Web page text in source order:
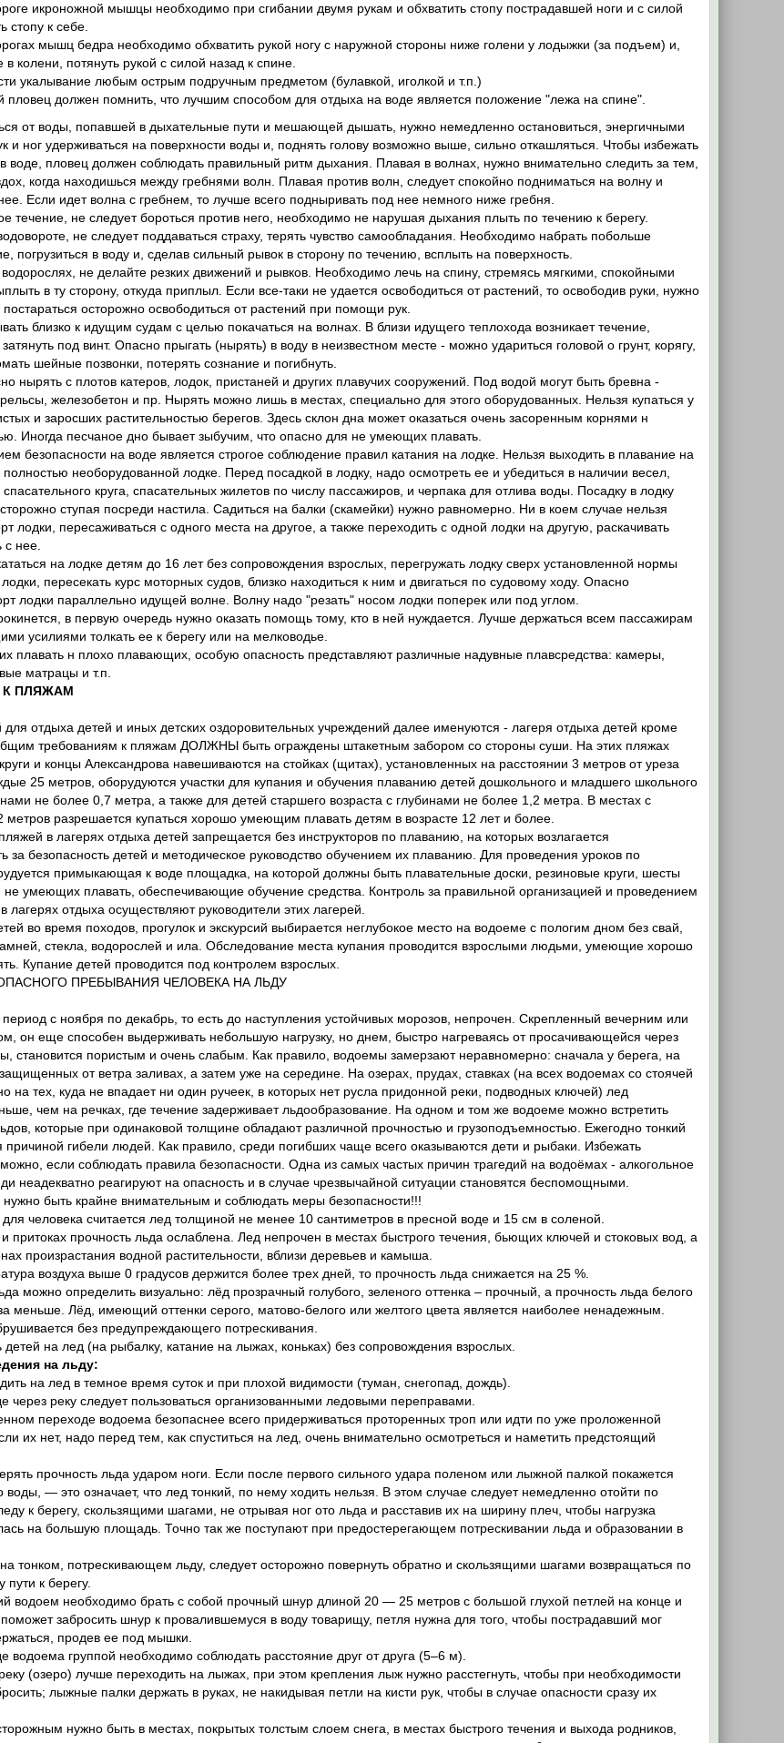
икроножной мышцы необходимо при сгибании двумя рукам и обхватить стопу пострадавшей ноги и с силой
стопу к себе.
мышц бедра необходимо обхватить рукой ногу с наружной стороны ниже голени у лодыжки (за подъем) и,
в колени, потянуть рукой с силой назад к спине.
укалывание любым острым подручным предметом (булавкой, иголкой и т.п.)
пловец должен помнить, что лучшим способом для отдыха на воде является положение "лежа на спине".
от воды, попавшей в дыхательные пути и мешающей дышать, нужно немедленно остановиться, энергичными
и ног удерживаться на поверхности воды и, поднять голову возможно выше, сильно откашляться. Чтобы избежать
воде, пловец должен соблюдать правильный ритм дыхания. Плавая в волнах, нужно внимательно следить за тем,
когда находишься между гребнями волн. Плавая против волн, следует спокойно подниматься на волну и
Если идет волна с гребнем, то лучше всего подныривать под нее немного ниже гребня.
течение, не следует бороться против него, необходимо не нарушая дыхания плыть по течению к берегу.
не следует поддаваться страху, терять чувство самообладания. Необходимо набрать побольше
погрузиться в воду и, сделав сильный рывок в сторону по течению, всплыть на поверхность.
не делайте резких движений и рывков. Необходимо лечь на спину, стремясь мягкими, спокойными
в ту сторону, откуда приплыл. Если все-таки не удается освободиться от растений, то освободив руки, нужно
постараться осторожно освободиться от растений при помощи рук.
близко к идущим судам с целью покачаться на волнах. В близи идущего теплохода возникает течение,
под винт. Опасно прыгать (нырять) в воду в неизвестном месте - можно удариться головой о грунт, корягу,
шейные позвонки, потерять сознание и погибнуть.
нырять с плотов катеров, лодок, пристаней и других плавучих сооружений. Под водой могут быть бревна -
железобетон и пр. Нырять можно лишь в местах, специально для этого оборудованных. Нельзя купаться у
и заросших растительностью берегов. Здесь склон дна может оказаться очень засоренным корнями н
Иногда песчаное дно бывает зыбучим, что опасно для не умеющих плавать.
безопасности на воде является строгое соблюдение правил катания на лодке. Нельзя выходить в плавание на
необорудованной лодке. Перед посадкой в лодку, надо осмотреть ее и убедиться в наличии весел,
круга, спасательных жилетов по числу пассажиров, и черпака для отлива воды. Посадку в лодку
ступая посреди настила. Садиться на балки (скамейки) нужно равномерно. Ни в коем случае нельзя
лодки, пересаживаться с одного места на другое, а также переходить с одной лодки на другую, раскачивать
с нее.
на лодке детям до 16 лет без сопровождения взрослых, перегружать лодку сверх установленной нормы
лодки, пересекать курс моторных судов, близко находиться к ним и двигаться по судовому ходу. Опасно
лодки параллельно идущей волне. Волну надо "резать" носом лодки поперек или под углом.
в первую очередь нужно оказать помощь тому, кто в ней нуждается. Лучше держаться всем пассажирам
усилиями толкать ее к берегу или на мелководье.
плавать н плохо плавающих, особую опасность представляют различные надувные плавсредства: камеры,
матрацы и т.п.
К ПЛЯЖАМ
отдыха детей и иных детских оздоровительных учреждений далее именуются - лагеря отдыха детей кроме
требованиям к пляжам ДОЛЖНЫ быть ограждены штакетным забором со стороны суши. На этих пляжах
и концы Александрова навешиваются на стойках (щитах), установленных на расстоянии 3 метров от уреза
25 метров, оборудуются участки для купания и обучения плаванию детей дошкольного и младшего школьного
не более 0,7 метра, а также для детей старшего возраста с глубинами не более 1,2 метра. В местах с
метров разрешается купаться хорошо умеющим плавать детям в возрасте 12 лет и более.
в лагерях отдыха детей запрещается без инструкторов по плаванию, на которых возлагается
за безопасность детей и методическое руководство обучением их плаванию. Для проведения уроков по
примыкающая к воде площадка, на которой должны быть плавательные доски, резиновые круги, шесты
не умеющих плавать, обеспечивающие обучение средства. Контроль за правильной организацией и проведением
лагерях отдыха осуществляют руководители этих лагерей.
во время походов, прогулок и экскурсий выбирается неглубокое место на водоеме с пологим дном без свай,
стекла, водорослей и ила. Обследование места купания проводится взрослыми людьми, умеющие хорошо
Купание детей проводится под контролем взрослых.
ПРЕБЫВАНИЯ ЧЕЛОВЕКА НА ЛЬДУ
с ноября по декабрь, то есть до наступления устойчивых морозов, непрочен. Скрепленный вечерним или
он еще способен выдерживать небольшую нагрузку, но днем, быстро нагреваясь от просачивающейся через
становится пористым и очень слабым. Как правило, водоемы замерзают неравномерно: сначала у берега, на
от ветра заливах, а затем уже на середине. На озерах, прудах, ставках (на всех водоемах со стоячей
на тех, куда не впадает ни один ручеек, в которых нет русла придонной реки, подводных ключей) лед
чем на речках, где течение задерживает льдообразование. На одном и том же водоеме можно встретить
которые при одинаковой толщине обладают различной прочностью и грузоподъемностью. Ежегодно тонкий
причиной гибели людей. Как правило, среди погибших чаще всего оказываются дети и рыбаки. Избежать
если соблюдать правила безопасности. Одна из самых частых причин трагедий на водоёмах - алкогольное
неадекватно реагируют на опасность и в случае чрезвычайной ситуации становятся беспомощными.
быть крайне внимательным и соблюдать меры безопасности!!!
человека считается лед толщиной не менее 10 сантиметров в пресной воде и 15 см в соленой.
и притоках прочность льда ослаблена. Лед непрочен в местах быстрого течения, бьющих ключей и стоковых вод, а
произрастания водной растительности, вблизи деревьев и камыша.
воздуха выше 0 градусов держится более трех дней, то прочность льда снижается на 25 %.
можно определить визуально: лёд прозрачный голубого, зеленого оттенка – прочный, а прочность льда белого
меньше. Лёд, имеющий оттенки серого, матово-белого или желтого цвета является наиболее ненадежным.
без предупреждающего потрескивания.
детей на лед (на рыбалку, катание на лыжах, коньках) без сопровождения взрослых.
на льду:
на лед в темное время суток и при плохой видимости (туман, снегопад, дождь).
через реку следует пользоваться организованными ледовыми переправами.
переходе водоема безопаснее всего придерживаться проторенных троп или идти по уже проложенной
их нет, надо перед тем, как спуститься на лед, очень внимательно осмотреться и наметить предстоящий
прочность льда ударом ноги. Если после первого сильного удара поленом или лыжной палкой покажется
воды, — это означает, что лед тонкий, по нему ходить нельзя. В этом случае следует немедленно отойти по
к берегу, скользящими шагами, не отрывая ног ото льда и расставив их на ширину плеч, чтобы нагрузка
на большую площадь. Точно так же поступают при предостерегающем потрескивании льда и образовании в
тонком, потрескивающем льду, следует осторожно повернуть обратно и скользящими шагами возвращаться по
к берегу.
водоем необходимо брать с собой прочный шнур длиной 20 — 25 метров с большой глухой петлей на конце и
поможет забросить шнур к провалившемуся в воду товарищу, петля нужна для того, чтобы пострадавший мог
продев ее под мышки.
водоема группой необходимо соблюдать расстояние друг от друга (5–6 м).
(озеро) лучше переходить на лыжах, при этом крепления лыж нужно расстегнуть, чтобы при необходимости
лыжные палки держать в руках, не накидывая петли на кисти рук, чтобы в случае опасности сразу их
нужно быть в местах, покрытых толстым слоем снега, в местах быстрого течения и выхода родников,